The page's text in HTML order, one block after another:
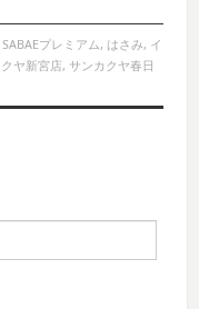
SABAEプレミアム, はさみ, イ
ヤ新宮店, サンカクヤ春日